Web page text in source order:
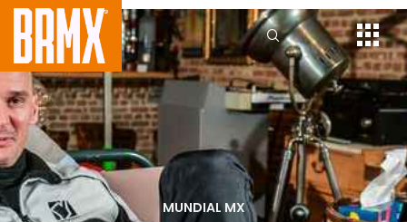
MUNDIAL MX